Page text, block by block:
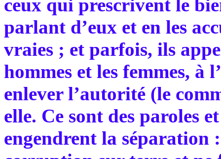
ceux qui prescrivent le
parlant d’eux et en les
vraies ; et parfois, ils
hommes et les femmes, à
enlever l’autorité (le
elle. Ce sont des paroles
engendrent la séparation